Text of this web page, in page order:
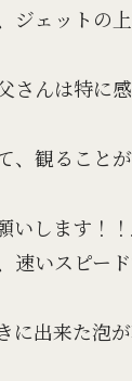
ジェットの
さんは特に
、観ること
いします！！
速いスピー
に出来た泡